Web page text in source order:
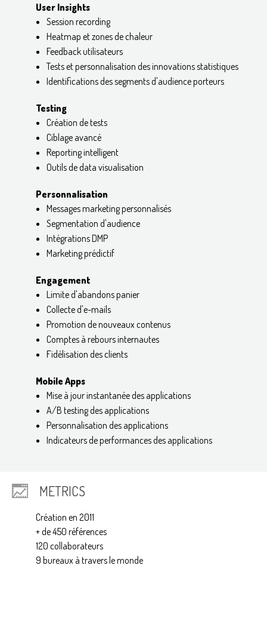
User Insights
Session recording
Heatmap et zones de chaleur
Feedback utilisateurs
Tests et personnalisation des innovations statistiques
Identifications des segments d'audience porteurs
Testing
Création de tests
Ciblage avancé
Reporting intelligent
Outils de data visualisation
Personnalisation
Messages marketing personnalisés
Segmentation d'audience
Intégrations DMP
Marketing prédictif
Engagement
Limite d'abandons panier
Collecte d'e-mails
Promotion de nouveaux contenus
Comptes à rebours internautes
Fidélisation des clients
Mobile Apps
Mise à jour instantanée des applications
A/B testing des applications
Personnalisation des applications
Indicateurs de performances des applications
METRICS
Création en 2011
+ de 450 références
120 collaborateurs
9 bureaux à travers le monde